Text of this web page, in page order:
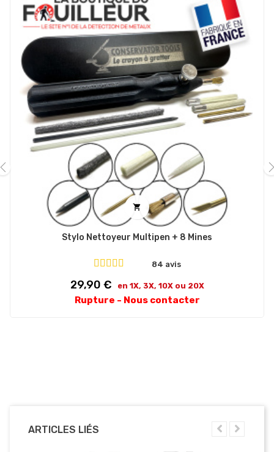

Stylo Nettoyeur Multipen + 8 Mines
84 avis
Prix
29,90 € en 1X, 3X, 10X ou 20X
Rupture - Nous contacter
ARTICLES LIÉS